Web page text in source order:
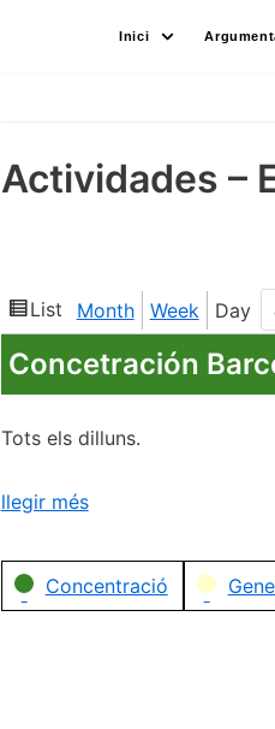
Inici
Actividades –
View
as
List Month Week Day
Concetración
Tots els dilluns.
llegir més
Categories
Concentració